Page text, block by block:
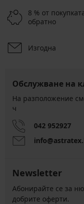
8 % от
обратно
Изгодна
Обслужване на
На разположение
ч
042 952927
Newsletter
Абонирайте се за
добрите оферти.